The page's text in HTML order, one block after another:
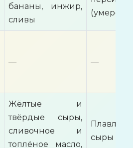
бананы, инжир,
сливы
— —
Жёлтые и
твёрдые сыры,
сливочное и
топлёное масло,
сыры